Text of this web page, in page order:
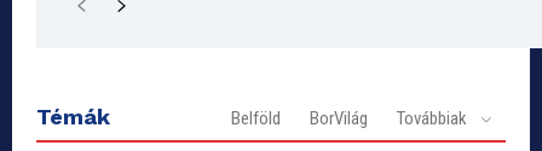
Témák Belföld BorVilág Továbbiak